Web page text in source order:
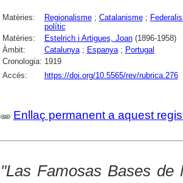
Matèries: Regionalisme; Catalanisme;
polític
Matèries:
Estelrich i Artigues, Joan(1896-1958)
Àmbit:
Catalunya; Espanya; Portugal
Cronologia: 1919
Accés:
https://doi.org/10.5565/rev/rubrica.276
Enllaç permanent a aquest
"Las Famosas Bases de